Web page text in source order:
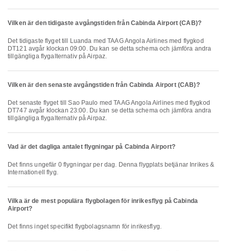
Vilken är den tidigaste avgångstiden från Cabinda Airport (CAB)?
Det tidigaste flyget till Luanda med TAAG Angola Airlines med flygkod
DT121 avgår klockan 09:00. Du kan se detta schema och jämföra andra
tillgängliga flygalternativ på Airpaz.
Vilken är den senaste avgångstiden från Cabinda Airport (CAB)?
Det senaste flyget till Sao Paulo med TAAG Angola Airlines med flygkod
DT747 avgår klockan 23:00. Du kan se detta schema och jämföra andra
tillgängliga flygalternativ på Airpaz.
Vad är det dagliga antalet flygningar på Cabinda Airport?
Det finns ungefär 0 flygningar per dag. Denna flygplats betjänar Inrikes &
Internationell flyg.
Vilka är de mest populära flygbolagen för inrikesflyg på Cabinda
Airport?
Det finns inget specifikt flygbolagsnamn för inrikesflyg.